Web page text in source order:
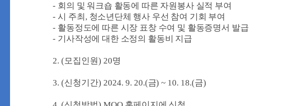
- 회의 및 워크숍 활동에 따른 자원봉사 실적 부여
-시 주최 , 청소년단체 행사 우선 참여 기회 부여
- 활동정도에 따른 시장 표창 수여 및 활동증명서 발급
- 기사작성에 대한 소정의 활동비 지급
2. (모집인원) 20명
3. (신청기간) 2024. 9. 20.(금) ~ 10. 18.(금)